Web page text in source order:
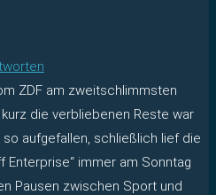
ZDF am zweitschlimmsten
die verbliebenen Reste war
aufgefallen, schließlich lief die
Enterprise“ immer am Sonntag
Pausen zwischen Sport und